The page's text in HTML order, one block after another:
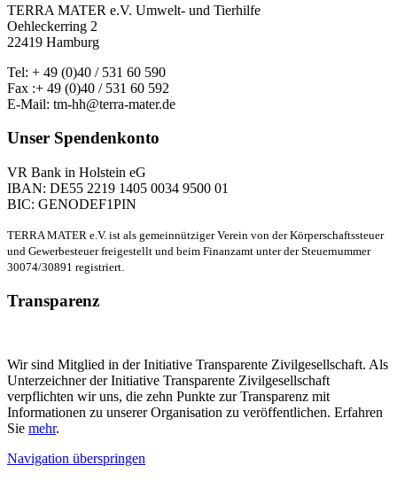
TERRA MATER e.V. Umwelt- und Tierhilfe
Oehleckerring 2
22419 Hamburg
Tel: + 49 (0)40 / 531 60 590
Fax :+ 49 (0)40 / 531 60 592
E-Mail: tm-hh@terra-mater.de
Unser Spendenkonto
VR Bank in Holstein eG
IBAN: DE55 2219 1405 0034 9500 01
BIC: GENODEF1PIN
TERRA MATER e.V. ist als gemeinnütziger Verein von der Körperschaftssteuer
und Gewerbesteuer freigestellt und beim Finanzamt unter der Steuernummer
30074/30891 registriert.
Transparenz
Wir sind Mitglied in der Initiative Transparente Zivilgesellschaft. Als
Unterzeichner der Initiative Transparente Zivilgesellschaft
verpflichten wir uns, die zehn Punkte zur Transparenz mit
Informationen zu unserer Organisation zu veröffentlichen. Erfahren
Sie mehr.
Navigation überspringen